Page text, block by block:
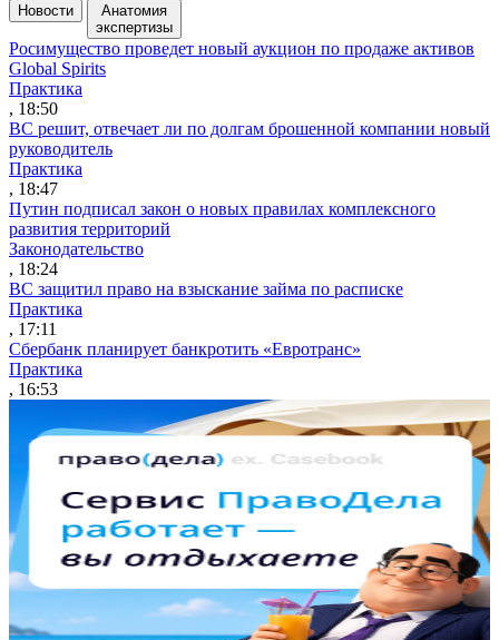
Новости
Анатомия
экспертизы
Росимущество проведет новый аукцион по продаже активов
Global Spirits
Практика
, 18:50
ВС решит, отвечает ли по долгам брошенной компании новый
руководитель
Практика
, 18:47
Путин подписал закон о новых правилах комплексного
развития территорий
Законодательство
, 18:24
ВС защитил право на взыскание займа по расписке
Практика
, 17:11
Сбербанк планирует банкротить «Евротранс»
Практика
, 16:53